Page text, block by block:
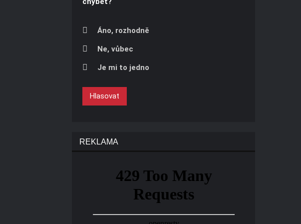
Áno, rozhodně
Ne, vůbec
Je mi to jedno
Hlasovat
REKLAMA